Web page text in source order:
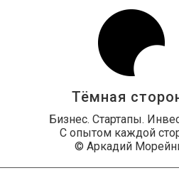
Тёмная
Бизнес. Стартапы.
С опытом каждой
© Аркадий